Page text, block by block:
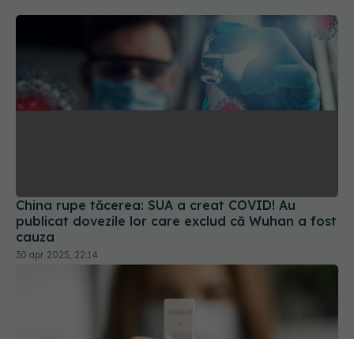
China rupe tăcerea: SUA a creat COVID! Au
publicat dovezile lor care exclud că Wuhan a fost
cauza
30 apr 2025, 22:14